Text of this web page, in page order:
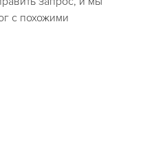
с похожими